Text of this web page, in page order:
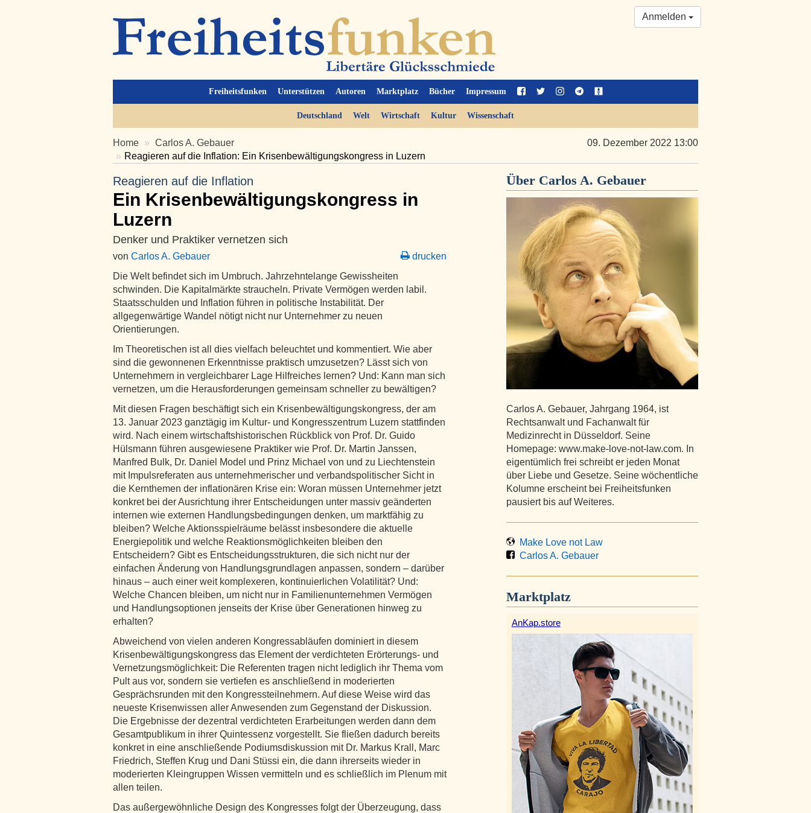
Freiheitsfunken Unterstützen Autoren Marktplatz Bücher Impressum
Anmelden
Deutschland Welt Wirtschaft Kultur Wissenschaft
Home
Carlos A. Gebauer
Reagieren auf die Inflation: Ein Krisenbewältigungskongress in Luzern
09. Dezember 2022 13:00
Reagieren auf die Inflation
Ein Krisenbewältigungskongress in
Luzern
Denker und Praktiker vernetzen sich
von Carlos A. Gebauer
drucken
Die Welt befindet sich im Umbruch. Jahrzehntelange Gewissheiten
schwinden. Die Kapitalmärkte straucheln. Private Vermögen werden labil.
Staatsschulden und Inflation führen in politische Instabilität. Der
allgegenwärtige Wandel nötigt nicht nur Unternehmer zu neuen
Orientierungen.
Im Theoretischen ist all dies vielfach beleuchtet und kommentiert. Wie aber
sind die gewonnenen Erkenntnisse praktisch umzusetzen? Lässt sich von
Unternehmern in vergleichbarer Lage Hilfreiches lernen? Und: Kann man sich
vernetzen, um die Herausforderungen gemeinsam schneller zu bewältigen?
Mit diesen Fragen beschäftigt sich ein Krisenbewältigungskongress, der am
13. Januar 2023 ganztägig im Kultur- und Kongresszentrum Luzern stattfinden
wird. Nach einem wirtschaftshistorischen Rückblick von Prof. Dr. Guido
Hülsmann führen ausgewiesene Praktiker wie Prof. Dr. Martin Janssen,
Manfred Bulk, Dr. Daniel Model und Prinz Michael von und zu Liechtenstein
mit Impulsreferaten aus unternehmerischer und verbandspolitischer Sicht in
die Kernthemen der inflationären Krise ein: Woran müssen Unternehmer jetzt
konkret bei der Ausrichtung ihrer Entscheidungen unter massiv geänderten
internen wie externen Handlungsbedingungen denken, um marktfähig zu
bleiben? Welche Aktionsspielräume belässt insbesondere die aktuelle
Energiepolitik und welche Reaktionsmöglichkeiten bleiben den
Entscheidern? Gibt es Entscheidungsstrukturen, die sich nicht nur der
einfachen Änderung von Handlungsgrundlagen anpassen, sondern – darüber
hinaus – auch einer weit komplexeren, kontinuierlichen Volatilität? Und:
Welche Chancen bleiben, um nicht nur in Familienunternehmen Vermögen
und Handlungsoptionen jenseits der Krise über Generationen hinweg zu
erhalten?
Abweichend von vielen anderen Kongressabläufen dominiert in diesem
Krisenbewältigungskongress das Element der verdichteten Erörterungs- und
Vernetzungsmöglichkeit: Die Referenten tragen nicht lediglich ihr Thema vom
Pult aus vor, sondern sie vertiefen es anschließend in moderierten
Gesprächsrunden mit den Kongressteilnehmern. Auf diese Weise wird das
neueste Krisenwissen aller Anwesenden zum Gegenstand der Diskussion.
Die Ergebnisse der dezentral verdichteten Erarbeitungen werden dann dem
Gesamtpublikum in ihrer Quintessenz vorgestellt. Sie fließen dadurch bereits
konkret in eine anschließende Podiumsdiskussion mit Dr. Markus Krall, Marc
Friedrich, Steffen Krug und Dani Stüssi ein, die dann ihrerseits wieder in
moderierten Kleingruppen Wissen vermitteln und es schließlich im Plenum mit
allen teilen.
Das außergewöhnliche Design des Kongresses folgt der Überzeugung, dass
Über Carlos A. Gebauer
Carlos A. Gebauer, Jahrgang 1964, ist
Rechtsanwalt und Fachanwalt für
Medizinrecht in Düsseldorf. Seine
Homepage: www.make-love-not-law.com. In
eigentümlich frei schreibt er jeden Monat
über Liebe und Gesetze. Seine wöchentliche
Kolumne erscheint bei Freiheitsfunken
pausiert bis auf Weiteres.
Make Love not Law
Carlos A. Gebauer
Marktplatz
AnKap.store